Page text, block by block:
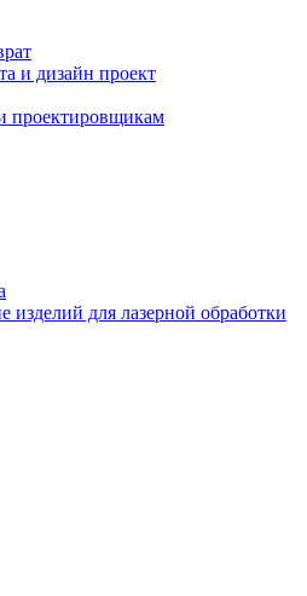
и дизайн проект
проектировщикам
изделий для лазерной обработки